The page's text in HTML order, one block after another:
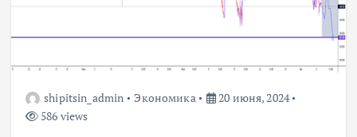
shipitsin_admin Экономика
20 июня, 2024
586 views